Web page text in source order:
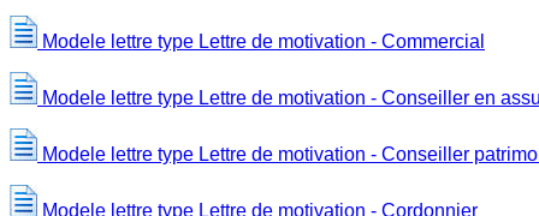
Modele lettre type Lettre de motivation - Commercial
Modele lettre type Lettre de motivation - Conseiller en
Modele lettre type Lettre de motivation - Conseiller
Modele lettre type Lettre de motivation - Cordonnier